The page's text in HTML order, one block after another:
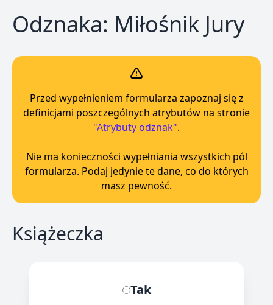
Odznaka: Miłośnik Jury
Przed wypełnieniem formularza zapoznaj się z
definicjami poszczególnych atrybutów na stronie
"Atrybuty odznak".
Nie ma konieczności wypełniania wszystkich pól
formularza. Podaj jedynie te dane, co do których
masz pewność.
Książeczka
Tak